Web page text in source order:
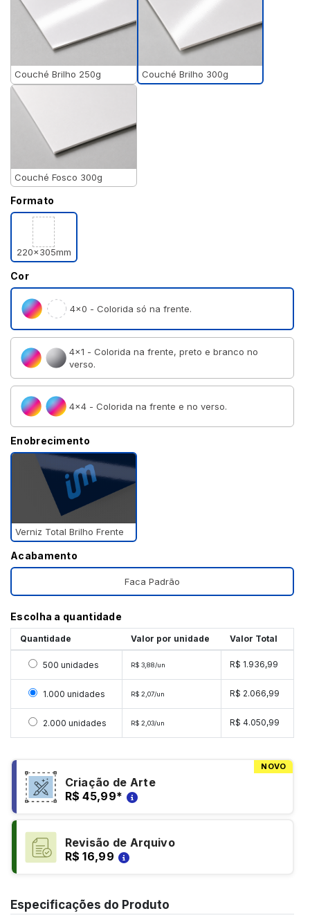
Couché Brilho 250g Couché Brilho 300g
Couché Fosco 300g
Formato
220x305mm
Cor
4×0 - Colorida só na frente.
4×1 - Colorida na frente, preto e branco no
verso.
4×4 - Colorida na frente e no verso.
Enobrecimento
Verniz Total Brilho Frente
Acabamento
Faca Padrão
Escolha a quantidade
Quantidade Valor por unidade Valor Total
Selecionar 500 unidades
500 unidades R$ 3,88/un R$ 1.936,99
Selecionar 1000 unidades
1.000 unidades R$ 2,07/un R$ 2.066,99
Selecionar 2000 unidades
2.000 unidades R$ 2,03/un R$ 4.050,99
NOVO
Criação de Arte
R$ 45,99*
Revisão de Arquivo
R$ 16,99
Especificações do Produto